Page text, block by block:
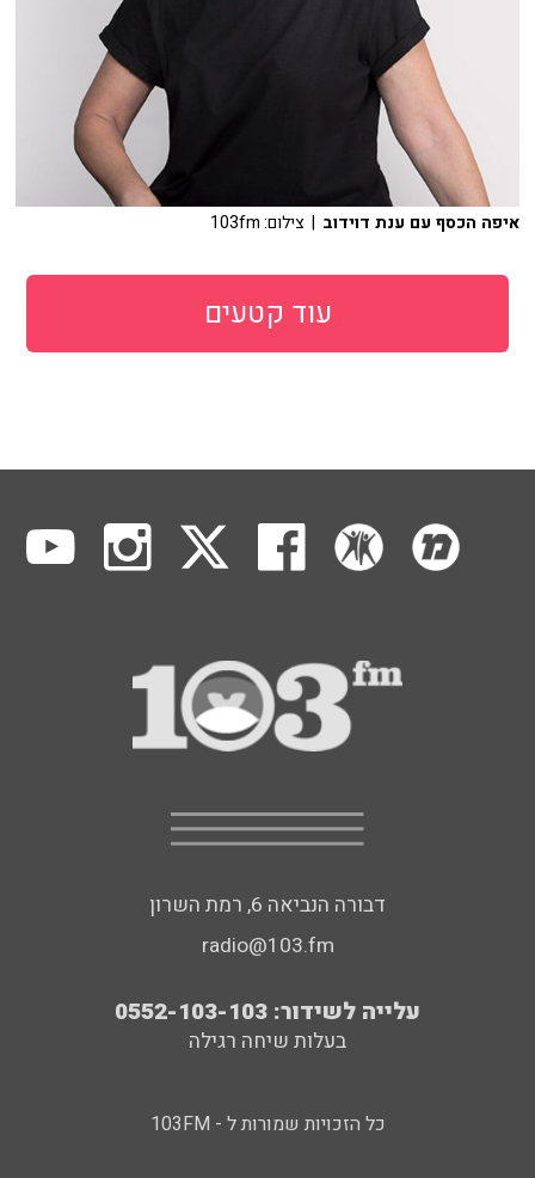
איפה הכסף עם ענת דוידוב | צילום: 103fm
עוד קטעים
דבורה הנביאה 6, רמת השרון
radio@103.fm
עלייה לשידור: 0552-103-103
בעלות שיחה רגילה
כל הזכויות שמורות ל - 103FM